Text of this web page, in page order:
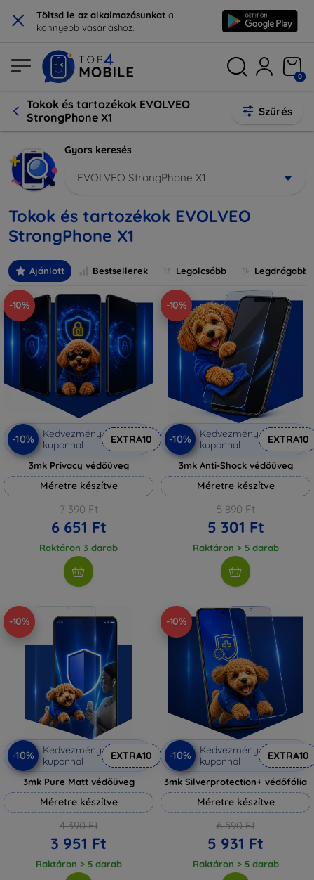
× Töltsd le az alkalmazásunkat a
könnyebb vásárláshoz.
0
Tokok és tartozékok EVOLVEO
StrongPhone X1
Szűrés
Gyors keresés
EVOLVEO StrongPhone X1
Tokok és tartozékok EVOLVEO
StrongPhone X1
Ajánlott Bestsellerek Legolcsóbb Legdrágabb
-10%
-10%
Kedvezmény
kuponnal
EXTRA10
3mk Privacy védőüveg
Méretre készítve
7 390 Ft
6 651 Ft
Raktáron 3 darab
-10%
-10%
Kedvezmény
kuponnal
EXTRA10
3mk Anti-Shock védőüveg
Méretre készítve
5 890 Ft
5 301 Ft
Raktáron > 5 darab
-10%
-10%
Kedvezmény
kuponnal
EXTRA10
3mk Pure Matt védőüveg
Méretre készítve
4 390 Ft
3 951 Ft
Raktáron > 5 darab
-10%
-10%
Kedvezmény
kuponnal
EXTRA10
3mk Silverprotection+ védőfólia
Méretre készítve
6 590 Ft
5 931 Ft
Raktáron > 5 darab